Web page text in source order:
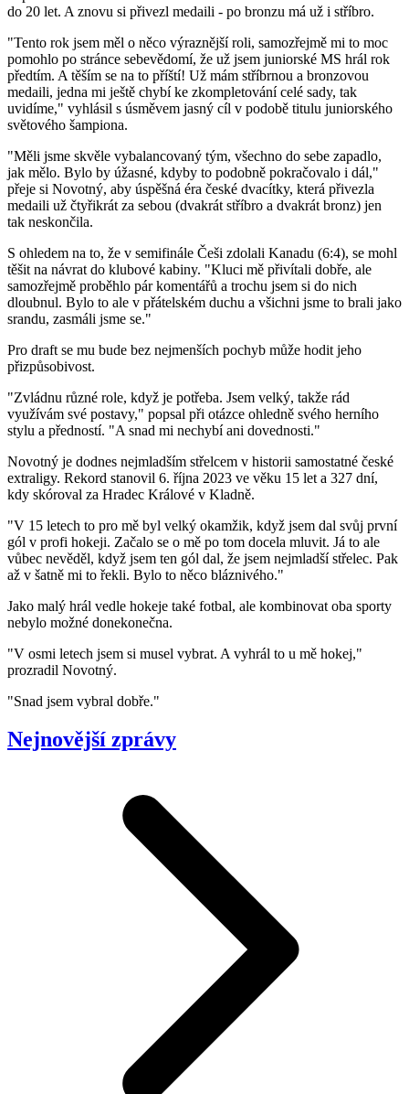
do 20 let. A znovu si přivezl medaili - po bronzu má už i stříbro.
"Tento rok jsem měl o něco výraznější roli, samozřejmě mi to moc
pomohlo po stránce sebevědomí, že už jsem juniorské MS hrál rok
předtím. A těším se na to příští! Už mám stříbrnou a bronzovou
medaili, jedna mi ještě chybí ke zkompletování celé sady, tak
uvidíme," vyhlásil s úsměvem jasný cíl v podobě titulu juniorského
světového šampiona.
"Měli jsme skvěle vybalancovaný tým, všechno do sebe zapadlo,
jak mělo. Bylo by úžasné, kdyby to podobně pokračovalo i dál,"
přeje si Novotný, aby úspěšná éra české dvacítky, která přivezla
medaili už čtyřikrát za sebou (dvakrát stříbro a dvakrát bronz) jen
tak neskončila.
S ohledem na to, že v semifinále Češi zdolali Kanadu (6:4), se mohl
těšit na návrat do klubové kabiny. "Kluci mě přivítali dobře, ale
samozřejmě proběhlo pár komentářů a trochu jsem si do nich
dloubnul. Bylo to ale v přátelském duchu a všichni jsme to brali jako
srandu, zasmáli jsme se."
Pro draft se mu bude bez nejmenších pochyb může hodit jeho
přizpůsobivost.
"Zvládnu různé role, když je potřeba. Jsem velký, takže rád
využívám své postavy," popsal při otázce ohledně svého herního
stylu a předností. "A snad mi nechybí ani dovednosti."
Novotný je dodnes nejmladším střelcem v historii samostatné české
extraligy. Rekord stanovil 6. října 2023 ve věku 15 let a 327 dní,
kdy skóroval za Hradec Králové v Kladně.
"V 15 letech to pro mě byl velký okamžik, když jsem dal svůj první
gól v profi hokeji. Začalo se o mě po tom docela mluvit. Já to ale
vůbec nevěděl, když jsem ten gól dal, že jsem nejmladší střelec. Pak
až v šatně mi to řekli. Bylo to něco bláznivého."
Jako malý hrál vedle hokeje také fotbal, ale kombinovat oba sporty
nebylo možné donekonečna.
"V osmi letech jsem si musel vybrat. A vyhrál to u mě hokej,"
prozradil Novotný.
"Snad jsem vybral dobře."
Nejnovější zprávy